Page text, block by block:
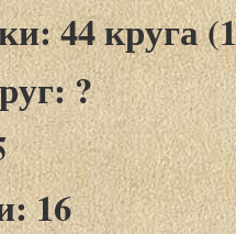
44 круга
?
16